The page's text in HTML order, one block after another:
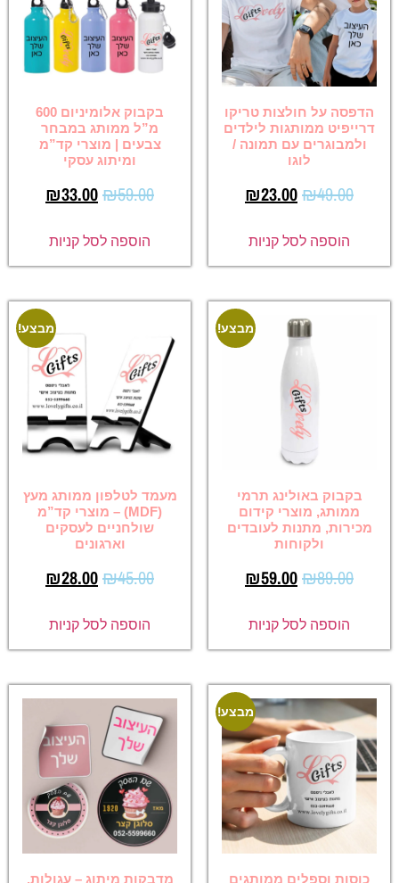
הדפסה על חולצות טריקו
דרייפיט ממותגות לילדים
ולמבוגרים עם תמונה /
לוגו
₪49.00
₪23.00
הוספה לסל קניות
בקבוק אלומיניום 600
מ”ל ממותג במבחר
צבעים | מוצרי קד”מ
ומיתוג עסקי
₪59.00
₪33.00
הוספה לסל קניות
מבצע!
בקבוק באולינג תרמי
ממותג, מוצרי קידום
מכירות, מתנות לעובדים
ולקוחות
₪89.00
₪59.00
הוספה לסל קניות
מבצע!
מעמד לטלפון ממותג מעץ
(MDF) – מוצרי קד”מ
שולחניים לעסקים
וארגונים
₪45.00
₪28.00
הוספה לסל קניות
מבצע!
כוסות וספלים ממותגים מדבקות מיתוג – עגולות,